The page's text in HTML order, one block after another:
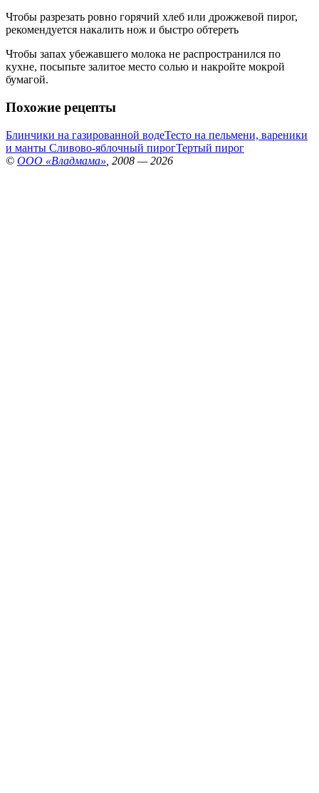
Чтобы разрезать ровно горячий хлеб или дрожжевой пирог,
рекомендуется накалить нож и быстро обтереть
Чтобы запах убежавшего молока не распространился по
кухне, посыпьте залитое место солью и накройте мокрой
бумагой.
Похожие рецепты
Блинчики на газированной водеТесто на пельмени, вареники
и манты Сливово-яблочный пирогТертый пирог
© ООО «Владмама» , 2008 — 2026